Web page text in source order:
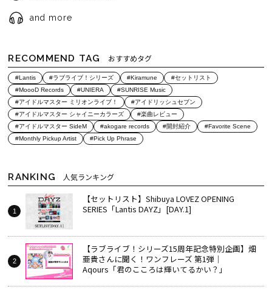
and more
RECOMMEND TAG おすすめタグ
#Lantis #ラブライブ！シリーズ #Kiramune
#セットリスト
#MoooD Records
#UNIERA
#SUNRISE Music
#アイドルマスター ミリオンライブ！
#アイドリッシュセブン
#アイドルマスター シャイニーカラーズ
#楽曲レビュー
#アイドルマスター SideM
#akogare records #開封紹介
#Favorite Scene
#Monthly Pickup Artist
#Pick Up Phrase
RANKING 人気ランキング
【セットリスト】Shibuya LOVEZ OPENING
SERIES「Lantis DAYZ」[DAY.1]
【ラブライブ！シリーズ15周年記念特別企画】畑
亜貴さんに聞く！ワンフレーズ 第1弾｜
Aqours「君のこころは輝いてるかい？」